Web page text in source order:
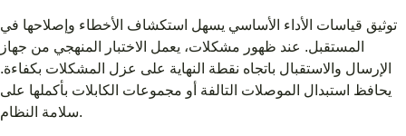
توثيق قياسات الأداء الأساسي يسهل استكشاف الأخطاء وإصلاحها في
المستقبل. عند ظهور مشكلات، يعمل الاختبار المنهجي من جهاز
الإرسال والاستقبال باتجاه نقطة النهاية على عزل المشكلات بكفاءة.
يحافظ استبدال الموصلات التالفة أو مجموعات الكابلات بأكملها على
سلامة النظام.